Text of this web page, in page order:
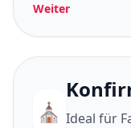
Weiter
⛪ Ideal für